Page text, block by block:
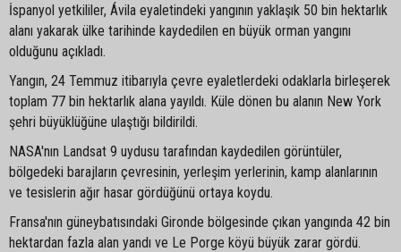
İspanyol yetkililer, Ávila eyaletindeki yangının yaklaşık 50 bin hektarlık
alanı yakarak ülke tarihinde kaydedilen en büyük orman yangını
olduğunu açıkladı.
Yangın, 24 Temmuz itibarıyla çevre eyaletlerdeki odaklarla birleşerek
toplam 77 bin hektarlık alana yayıldı. Küle dönen bu alanın New York
şehri büyüklüğüne ulaştığı bildirildi.
NASA'nın Landsat 9 uydusu tarafından kaydedilen görüntüler,
bölgedeki barajların çevresinin, yerleşim yerlerinin, kamp alanlarının
ve tesislerin ağır hasar gördüğünü ortaya koydu.
Fransa'nın güneybatısındaki Gironde bölgesinde çıkan yangında 42 bin
hektardan fazla alan yandı ve Le Porge köyü büyük zarar gördü.